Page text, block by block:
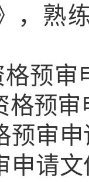
，熟
格预审
格预
预审
申请